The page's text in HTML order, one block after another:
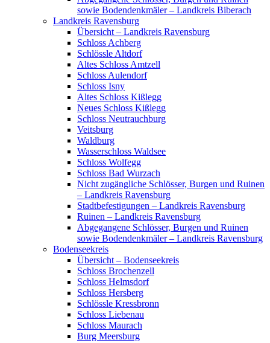
sowie Bodendenkmäler – Landkreis Biberach
Landkreis Ravensburg
Übersicht – Landkreis Ravensburg
Schloss Achberg
Schlössle Altdorf
Altes Schloss Amtzell
Schloss Aulendorf
Schloss Isny
Altes Schloss Kißlegg
Neues Schloss Kißlegg
Schloss Neutrauchburg
Veitsburg
Waldburg
Wasserschloss Waldsee
Schloss Wolfegg
Schloss Bad Wurzach
Nicht zugängliche Schlösser, Burgen und Ruinen
– Landkreis Ravensburg
Stadtbefestigungen – Landkreis Ravensburg
Ruinen – Landkreis Ravensburg
Abgegangene Schlösser, Burgen und Ruinen
sowie Bodendenkmäler – Landkreis Ravensburg
Bodenseekreis
Übersicht – Bodenseekreis
Schloss Brochenzell
Schloss Helmsdorf
Schloss Hersberg
Schlössle Kressbronn
Schloss Liebenau
Schloss Maurach
Burg Meersburg